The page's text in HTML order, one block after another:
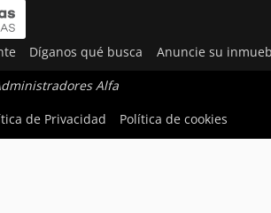
Díganos qué busca Anuncie su
Alfa
de Privacidad Política de cookies